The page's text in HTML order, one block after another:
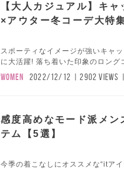
【大人カジュアル】キ
×アウター冬コーデ大特
スポーティなイメージが強いキャ
に大活躍! 落ち着いた印象のロン
WOMEN 2022/12/12 2902 VIEWS
感度高めなモード派メン
テム【5選】
今季の着こなしにオススメな“itア